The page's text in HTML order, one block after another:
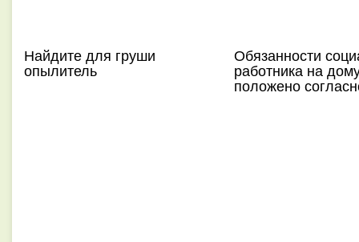
Найдите для груши
опылитель
Обязанности
работника на
положено